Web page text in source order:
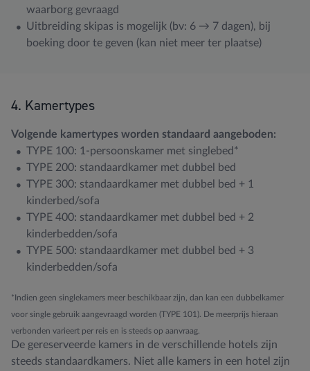
waarborg gevraagd
Uitbreiding skipas is mogelijk (bv: 6 → 7 dagen), bij
boeking door te geven (kan niet meer ter plaatse)
4. Kamertypes
Volgende kamertypes worden standaard aangeboden:
TYPE 100: 1-persoonskamer met singlebed*
TYPE 200: standaardkamer met dubbel bed
TYPE 300: standaardkamer met dubbel bed + 1
kinderbed/sofa
TYPE 400: standaardkamer met dubbel bed + 2
kinderbedden/sofa
TYPE 500: standaardkamer met dubbel bed + 3
kinderbedden/sofa
*Indien geen singlekamers meer beschikbaar zijn, dan kan een dubbelkamer
voor single gebruik aangevraagd worden (TYPE 101). De meerprijs hieraan
verbonden varieert per reis en is steeds op aanvraag.
De gereserveerde kamers in de verschillende hotels zijn
steeds standaardkamers. Niet alle kamers in een hotel zijn